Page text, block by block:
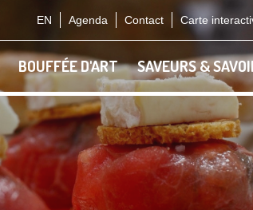
EN Agenda Contact Carte
BOUFFÉE D'ART SAVEURS &